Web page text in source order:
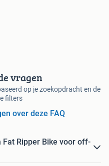
vragen
op je zoekopdracht en de
filters
over deze FAQ
Ripper Bike voor off-